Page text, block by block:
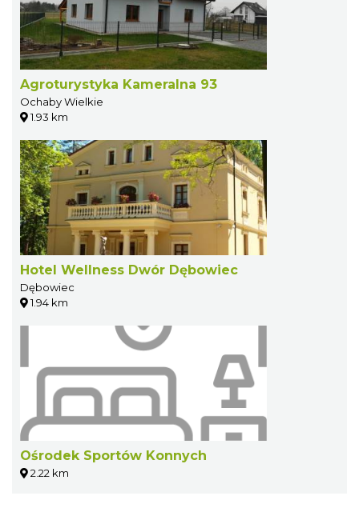
Agroturystyka Kameralna 93
Ochaby Wielkie
1.93 km
Hotel Wellness Dwór Dębowiec
Dębowiec
1.94 km
Ośrodek Sportów Konnych
2.22 km